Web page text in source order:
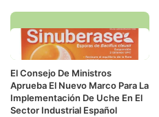
El Consejo De Ministros
Aprueba El Nuevo Marco Para La
Implementación De Uche En El
Sector Industrial Español